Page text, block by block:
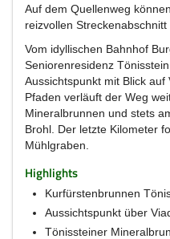
Auf dem Quellenweg
reizvollen
Vom idyllischen Bahnhof
Seniorenresidenz
Aussichtspunkt mit Blick auf
Pfaden verläuft der Weg
Mineralbrunnen und stets
Brohl. Der letzte Kilometer
Mühlgraben.
Highlights
Kurfürstenbrunnen
Aussichtspunkt über
Tönissteiner